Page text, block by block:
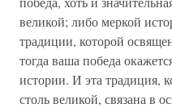
великой; либо меркой
традиции, которой
тогда ваша победа
истории. И эта традиция,
столь великой, связана в